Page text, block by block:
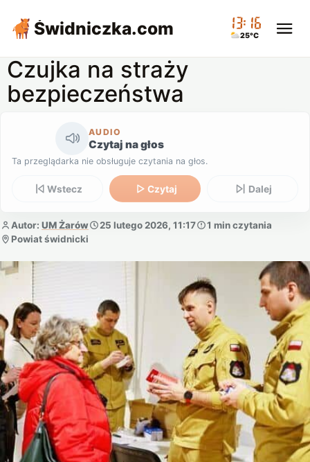
Świdniczka.com 13:16
25°C
Czujka na straży
bezpieczeństwa
AUDIO
Czytaj na głos
Ta przeglądarka nie obsługuje czytania na głos.
Wstecz Czytaj Dalej
Autor: UM Żarów 25 lutego 2026, 11:17
1 min czytania
Powiat świdnicki